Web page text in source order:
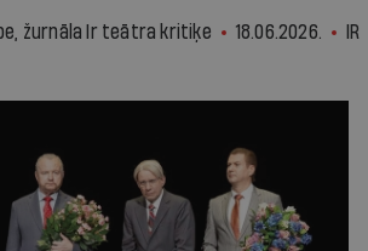
žurnāla Ir teātra kritiķe 18.06.2026. IR